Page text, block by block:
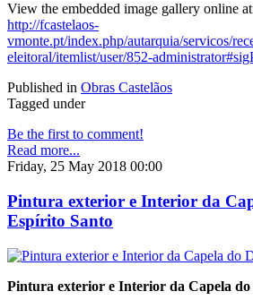
View the embedded image gallery online
http://fcastelaos-
vmonte.pt/index.php/autarquia/servicos/
eleitoral/itemlist/user/852-
Published in Obras Castelãos
Tagged under
Be the first to comment!
Read more...
Friday, 25 May 2018 00:00
Pintura exterior e Interior da
Espírito Santo
Pintura exterior e Interior da Capela